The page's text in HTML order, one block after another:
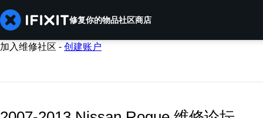
修复你的物品社区商店
加入维修社区 -创建账户